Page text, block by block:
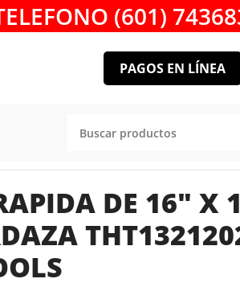
(601)
PAGOS EN LÍNEA
DE 16″ X